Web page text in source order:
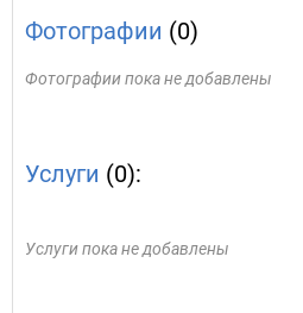
Фотографии (0)
Фотографии пока не добавлены
Услуги (0):
Услуги пока не добавлены